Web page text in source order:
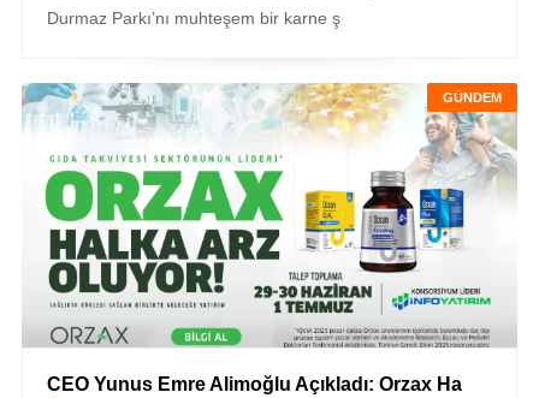
Durmaz Parkı’nı muhteşem bir karne ş
GÜNDEM
CEO Yunus Emre Alimoğlu Açıkladı: Orzax Ha